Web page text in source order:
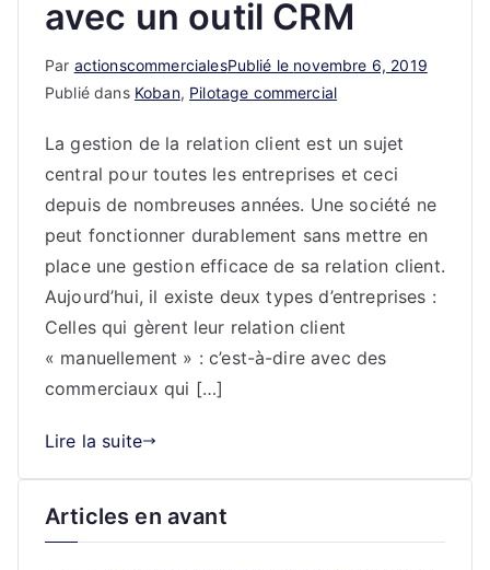
avec un outil CRM
Par actionscommercialesPublié le novembre 6, 2019
Publié dans Koban, Pilotage commercial
La gestion de la relation client est un sujet
central pour toutes les entreprises et ceci
depuis de nombreuses années. Une société ne
peut fonctionner durablement sans mettre en
place une gestion efficace de sa relation client.
Aujourd’hui, il existe deux types d’entreprises :
Celles qui gèrent leur relation client
« manuellement » : c’est-à-dire avec des
commerciaux qui […]
Lire la suite
Articles en avant